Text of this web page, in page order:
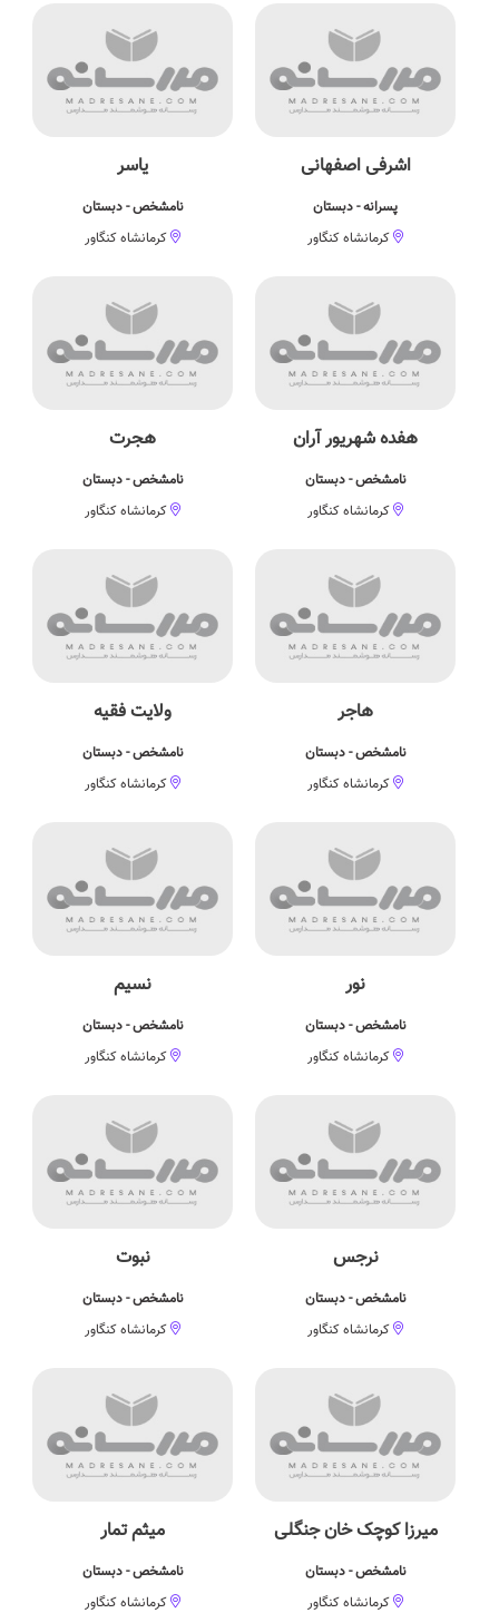
اشرفی اصفهانی
پسرانه - دبستان
کرمانشاه کنگاور
یاسر
نامشخص - دبستان
کرمانشاه کنگاور
هفده شهریور آران
نامشخص - دبستان
کرمانشاه کنگاور
هجرت
نامشخص - دبستان
کرمانشاه کنگاور
هاجر
نامشخص - دبستان
کرمانشاه کنگاور
ولایت فقیه
نامشخص - دبستان
کرمانشاه کنگاور
نور
نامشخص - دبستان
کرمانشاه کنگاور
نسیم
نامشخص - دبستان
کرمانشاه کنگاور
نرجس
نامشخص - دبستان
کرمانشاه کنگاور
نبوت
نامشخص - دبستان
کرمانشاه کنگاور
میرزا کوچک خان جنگلی
نامشخص - دبستان
کرمانشاه کنگاور
میثم تمار
نامشخص - دبستان
کرمانشاه کنگاور